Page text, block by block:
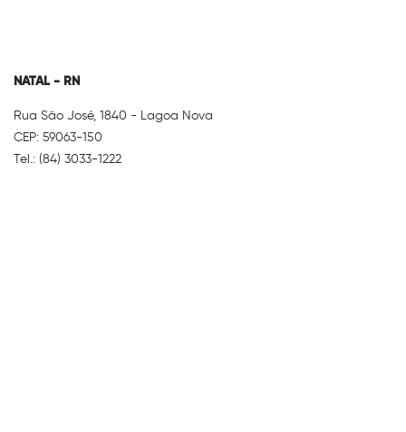
NATAL - RN
Rua São José, 1840 - Lagoa Nova
CEP: 59063-150
Tel.: (84) 3033-1222